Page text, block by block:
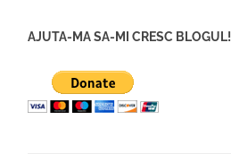
AJUTA-MA SA-MI CRESC BLOGUL!